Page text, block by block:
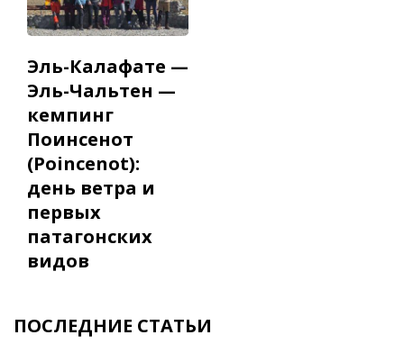
Эль-Калафате —
Эль-Чальтен —
кемпинг
Поинсенот
(Poincenot):
день ветра и
первых
патагонских
видов
ПОСЛЕДНИЕ СТАТЬИ